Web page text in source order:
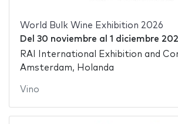
World Bulk Wine Exhibition 2026
Del 30 noviembre al 1 diciembre
RAI International Exhibition and
Amsterdam, Holanda
Vino